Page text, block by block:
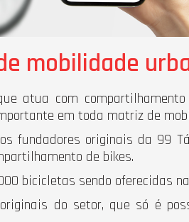
mobilidade
atua com
em toda matriz de
fundadores originais da 99
de bikes.
bicicletas sendo oferecidas
do setor, que só é